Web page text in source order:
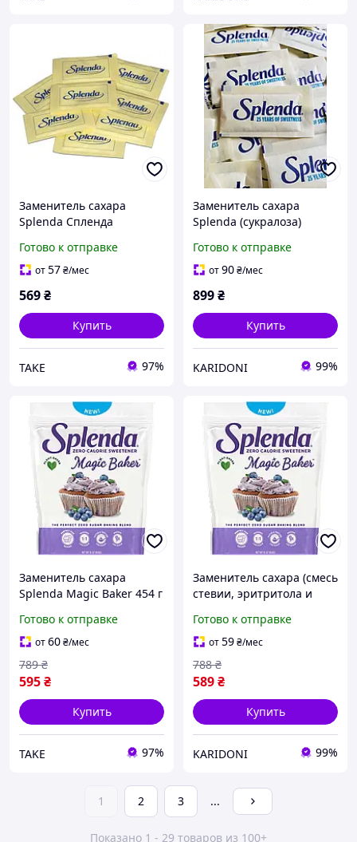
Заменитель сахара
Splenda Спленда
стиков по 1 г
Готово к отправке
от57₴/мес
569₴
Купить
TAKE 97%
Заменитель сахара
Splenda (сукралоза)
гГотово к отправке
от90₴/мес
899₴
Купить
KARIDONI 99%
Заменитель сахара
Splenda Magic Baker 454 г
Готово к отправке
от60₴/мес
595₴
789 ₴
Купить
TAKE 97%
Заменитель сахара (смесь
стевии, эритритола и
Baker 454 г
Готово к отправке
от59₴/мес
589₴
788 ₴
Купить
KARIDONI 99%
1 2 3 ...
Показано 1 - 29 товаров из 100+